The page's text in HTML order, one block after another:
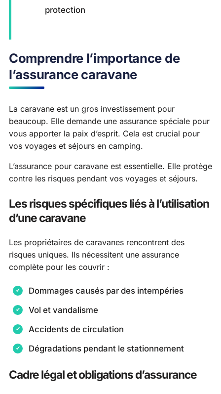
protection
Comprendre l’importance de
l’assurance caravane
La caravane est un gros investissement pour
beaucoup. Elle demande une assurance spéciale pour
vous apporter la paix d’esprit. Cela est crucial pour
vos voyages et séjours en camping.
L’assurance pour caravane est essentielle. Elle protège
contre les risques pendant vos voyages et séjours.
Les risques spécifiques liés à l’utilisation
d’une caravane
Les propriétaires de caravanes rencontrent des
risques uniques. Ils nécessitent une assurance
complète pour les couvrir :
Dommages causés par des intempéries
Vol et vandalisme
Accidents de circulation
Dégradations pendant le stationnement
Cadre légal et obligations d’assurance